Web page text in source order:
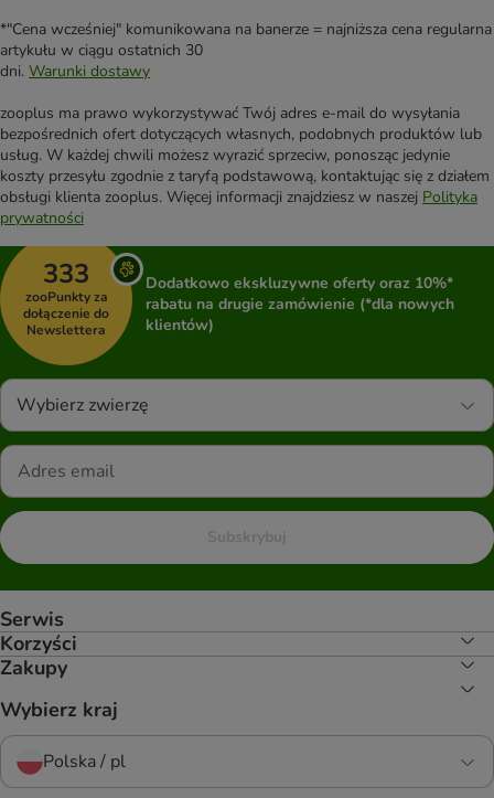
*"Cena wcześniej" komunikowana na banerze = najniższa cena regularna
artykułu w ciągu ostatnich 30
dni. Warunki dostawy
zooplus ma prawo wykorzystywać Twój adres e-mail do wysyłania
bezpośrednich ofert dotyczących własnych, podobnych produktów lub
usług. W każdej chwili możesz wyrazić sprzeciw, ponosząc jedynie
koszty przesyłu zgodnie z taryfą podstawową, kontaktując się z działem
obsługi klienta zooplus. Więcej informacji znajdziesz w naszej Polityka
prywatności
333
zooPunkty za
dołączenie do
Newslettera
Dodatkowo ekskluzywne oferty oraz 10%*
rabatu na drugie zamówienie (*dla nowych
klientów)
Wybierz zwierzę
Subskrybuj
Serwis
Korzyści
Zakupy
Wybierz kraj
Polska / pl